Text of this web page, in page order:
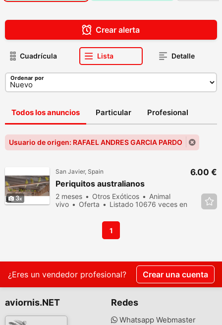
Crear alerta
Cuadrícula Lista Detalle
Ordenar por
Todos los anuncios Particular Profesional
Usuario de origen: RAFAEL ANDRES GARCIA PARDO
3
San Javier, Spain
Periquitos australianos
2 meses Otros Exóticos
Animal
vivo
Oferta
Listado 10676 veces en
6.00 €
1
¿Eres un vendedor profesional? Crear una cuenta
aviornis.NET Redes
Whatsapp Webmaster